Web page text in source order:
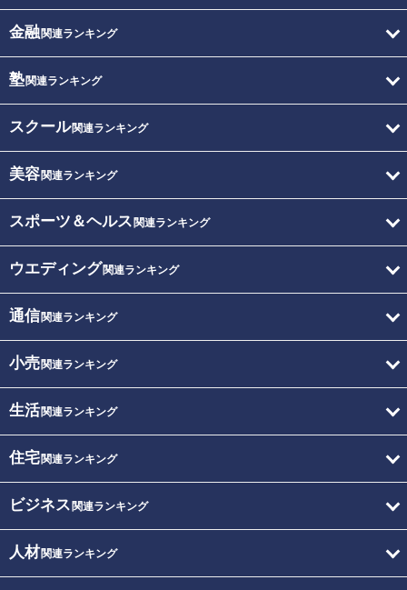
金融関連ランキング
塾関連ランキング
スクール関連ランキング
美容関連ランキング
スポーツ＆ヘルス 関連ランキング
ウエディング関連ランキング
通信関連ランキング
小売関連ランキング
生活関連ランキング
住宅関連ランキング
ビジネス 関連ランキング
人材関連ランキング